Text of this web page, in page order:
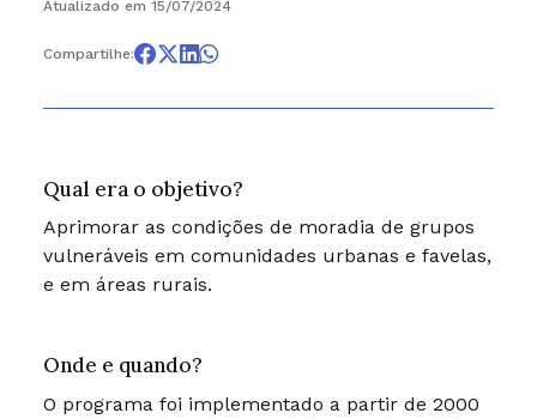
Atualizado em 15/07/2024
Compartilhe:
Qual era o objetivo?
Aprimorar as condições de moradia de grupos
vulneráveis em comunidades urbanas e favelas,
e em áreas rurais.
Onde e quando?
O programa foi implementado a partir de 2000